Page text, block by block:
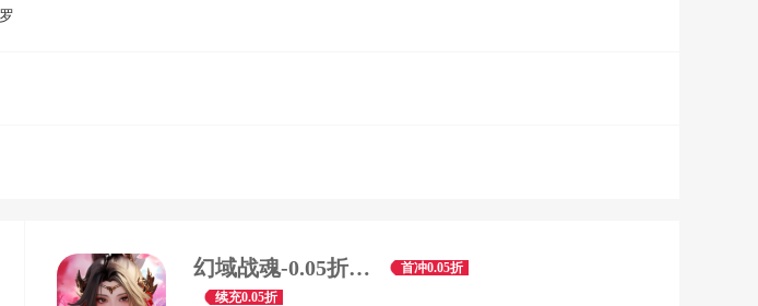
幻域战魂-0.05折代金毕业版-混服
首冲0.05折
续充0.05折